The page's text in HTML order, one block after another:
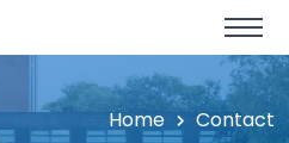
Home Contact